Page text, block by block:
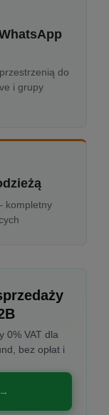
do
i grupy
kompletny
0% VAT dla
bez opłat i